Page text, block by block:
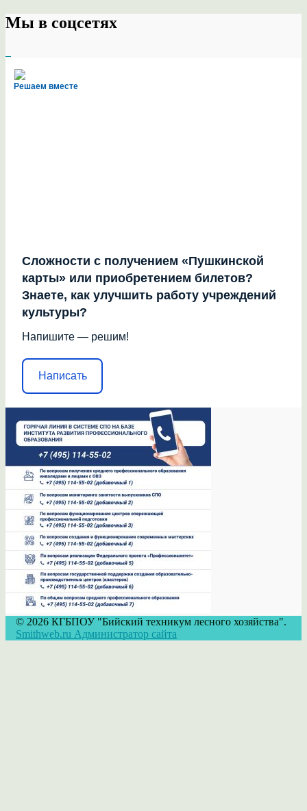
Мы в соцсетях
Решаем вместе
Сложности с получением «Пушкинской
карты» или приобретением билетов?
Знаете, как улучшить работу учреждений
культуры?
Напишите — решим!
Написать
© 2026 КГБПОУ "Бийский техникум лесного хозяйства".
Smithweb.ru Администратор сайта